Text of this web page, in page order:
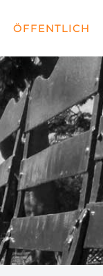
ÖFFENTLICH